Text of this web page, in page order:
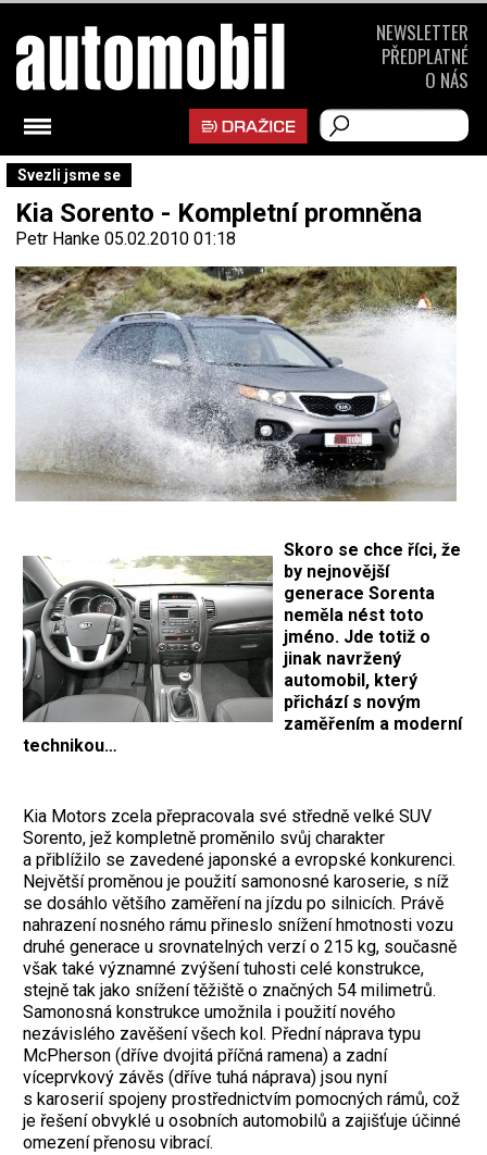
Svezli jsme se
Kia Sorento - Kompletní promněna
Petr Hanke 05.02.2010 01:18
Skoro se chce říci, že
by nejnovější
generace Sorenta
neměla nést toto
jméno. Jde totiž o
jinak navržený
automobil, který
přichází s novým
zaměřením a moderní
technikou…
Kia Motors zcela přepracovala své středně velké SUV
Sorento, jež kompletně proměnilo svůj charakter
a přiblížilo se zavedené japonské a evropské konkurenci.
Největší proměnou je použití samonosné karoserie, s níž
se dosáhlo většího zaměření na jízdu po silnicích. Právě
nahrazení nosného rámu přineslo snížení hmotnosti vozu
druhé generace u srovnatelných verzí o 215 kg, současně
však také významné zvýšení tuhosti celé konstrukce,
stejně tak jako snížení těžiště o značných 54 milimetrů.
Samonosná konstrukce umožnila i použití nového
nezávislého zavěšení všech kol. Přední náprava typu
McPherson (dříve dvojitá příčná ramena) a zadní
víceprvkový závěs (dříve tuhá náprava) jsou nyní
s karoserií spojeny prostřednictvím pomocných rámů, což
je řešení obvyklé u osobních automobilů a zajišťuje účinné
omezení přenosu vibrací.
NEWSLETTER
PŘEDPLATNÉ
O NÁS